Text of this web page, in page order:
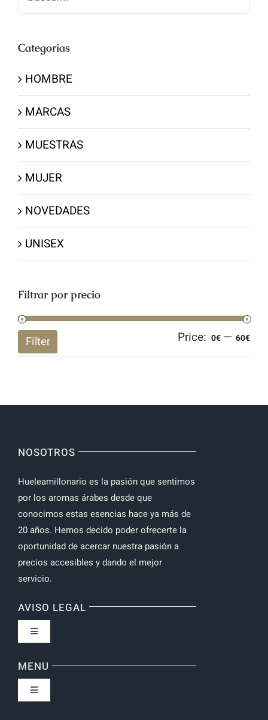
Categorías
HOMBRE
MARCAS
MUESTRAS
MUJER
NOVEDADES
UNISEX
Filtrar por precio
Filter Price: 0€ — 60€
NOSOTROS
Hueleamillonario es la pasión que sentimos
por los aromas árabes desde que
conocimos estas esencias hace ya más de
20 años. Hemos decido poder ofrecerte la
oportunidad de acercar nuestra pasión a
precios accesibles y dando el mejor
servicio.
AVISO LEGAL
Toggle
Política de privacidad
MENU
Toggle